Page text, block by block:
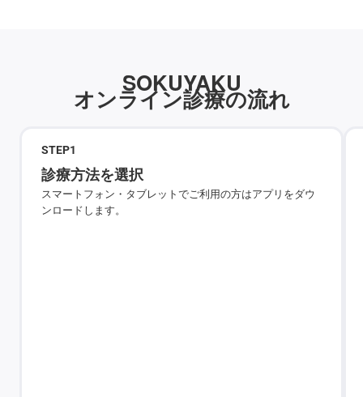
SOKUYAKU
オンライン診療の流れ
STEP1
診療方法を選択
スマートフォン・タブレットでご利用の方はアプリをダウ
ンロードします。